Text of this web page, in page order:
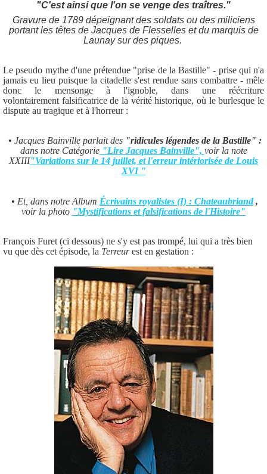
"C'est ainsi que l'on se venge des traîtres."
Gravure de 1789 dépeignant des soldats ou des miliciens
portant les têtes de Jacques de Flesselles et du marquis de
Launay sur des piques.
Le pseudo mythe d'une prétendue "prise de la Bastille" - prise qui n'a
jamais eu lieu puisque la citadelle s'est rendue sans combattre - mêle
donc le mensonge à l'ignoble, dans une réécriture
volontairement falsificatrice de la vérité historique, où le burlesque le
dispute au tragique et à l'horreur :
• Jacques Bainville parlait des "ridicules légendes de la Bastille" :
dans notre Catégorie"Lire Jacques Bainville", voir la note
XXIII"Variations sur le 14 juillet, et l'erreur intériorisée de Louis
XVI "
• Et, dans notre Album Écrivains royalistes (I) : Chateaubriand,
voir la photo "Mystifications et falsifications de l'Histoire"
François Furet (ci dessous) ne s'y est pas trompé, lui qui a très bien
vu que dès cet épisode, la Terreurest en gestation :